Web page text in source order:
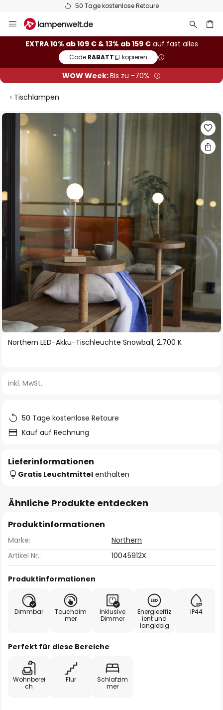
50 Tage kostenlose Retoure
Inhalt
springen
EXTRA 10% ab 109 € & 13% ab 159 €auf fast alles
Code:RABATT kopieren
WOW Week:Bis zu -70%
Tischlampen
Zum
Ende
springen
Zum
springen
Northern LED-Akku-Tischleuchte Snowball, 2.700 K
inkl. MwSt.
50 Tage kostenlose Retoure
Kauf auf Rechnung
Lieferinformationen
Gratis Leuchtmittel enthalten
Ähnliche Produkte entdecken
Produktinformationen
Marke:
Northern
Artikel Nr.:
10045912X
Produktinformationen
Dimmbar
Touchdim
mer
Inklusive
Dimmer
Energieeffiz
ient und
langlebig
IP44
Perfekt für diese Bereiche
Wohnberei
ch
Flur
Schlafzim
mer